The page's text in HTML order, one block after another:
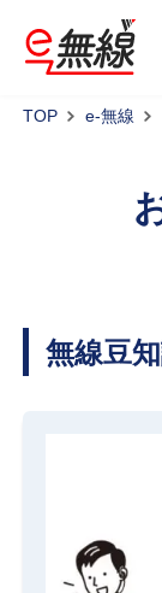
TOP e-無線
無線豆